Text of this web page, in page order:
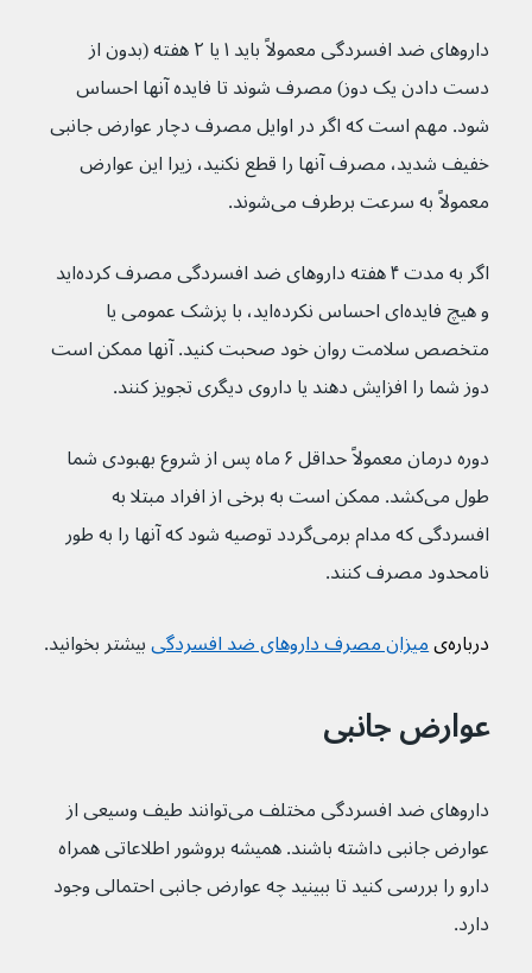
داروهای ضد افسردگی معمولاً باید ۱ یا ۲ هفته (بدون از
دست دادن یک دوز) مصرف شوند تا فایده آنها احساس
شود. مهم است که اگر در اوایل مصرف دچار عوارض جانبی
خفیف شدید، مصرف آنها را قطع نکنید، زیرا این عوارض
معمولاً به سرعت برطرف می‌شوند.
اگر به مدت ۴ هفته داروهای ضد افسردگی مصرف کرده‌اید
و هیچ فایده‌ای احساس نکرده‌اید، با پزشک عمومی یا
متخصص سلامت روان خود صحبت کنید. آنها ممکن است
دوز شما را افزایش دهند یا داروی دیگری تجویز کنند.
دوره درمان معمولاً حداقل ۶ ماه پس از شروع بهبودی شما
طول می‌کشد. ممکن است به برخی از افراد مبتلا به
افسردگی که مدام برمی‌گردد توصیه شود که آنها را به طور
نامحدود مصرف کنند.
درباره‌ی میزان مصرف داروهای ضد افسردگیبیشتر بخوانید.
عوارض جانبی
داروهای ضد افسردگی مختلف می‌توانند طیف وسیعی از
عوارض جانبی داشته باشند. همیشه بروشور اطلاعاتی همراه
دارو را بررسی کنید تا ببینید چه عوارض جانبی احتمالی وجود
دارد.